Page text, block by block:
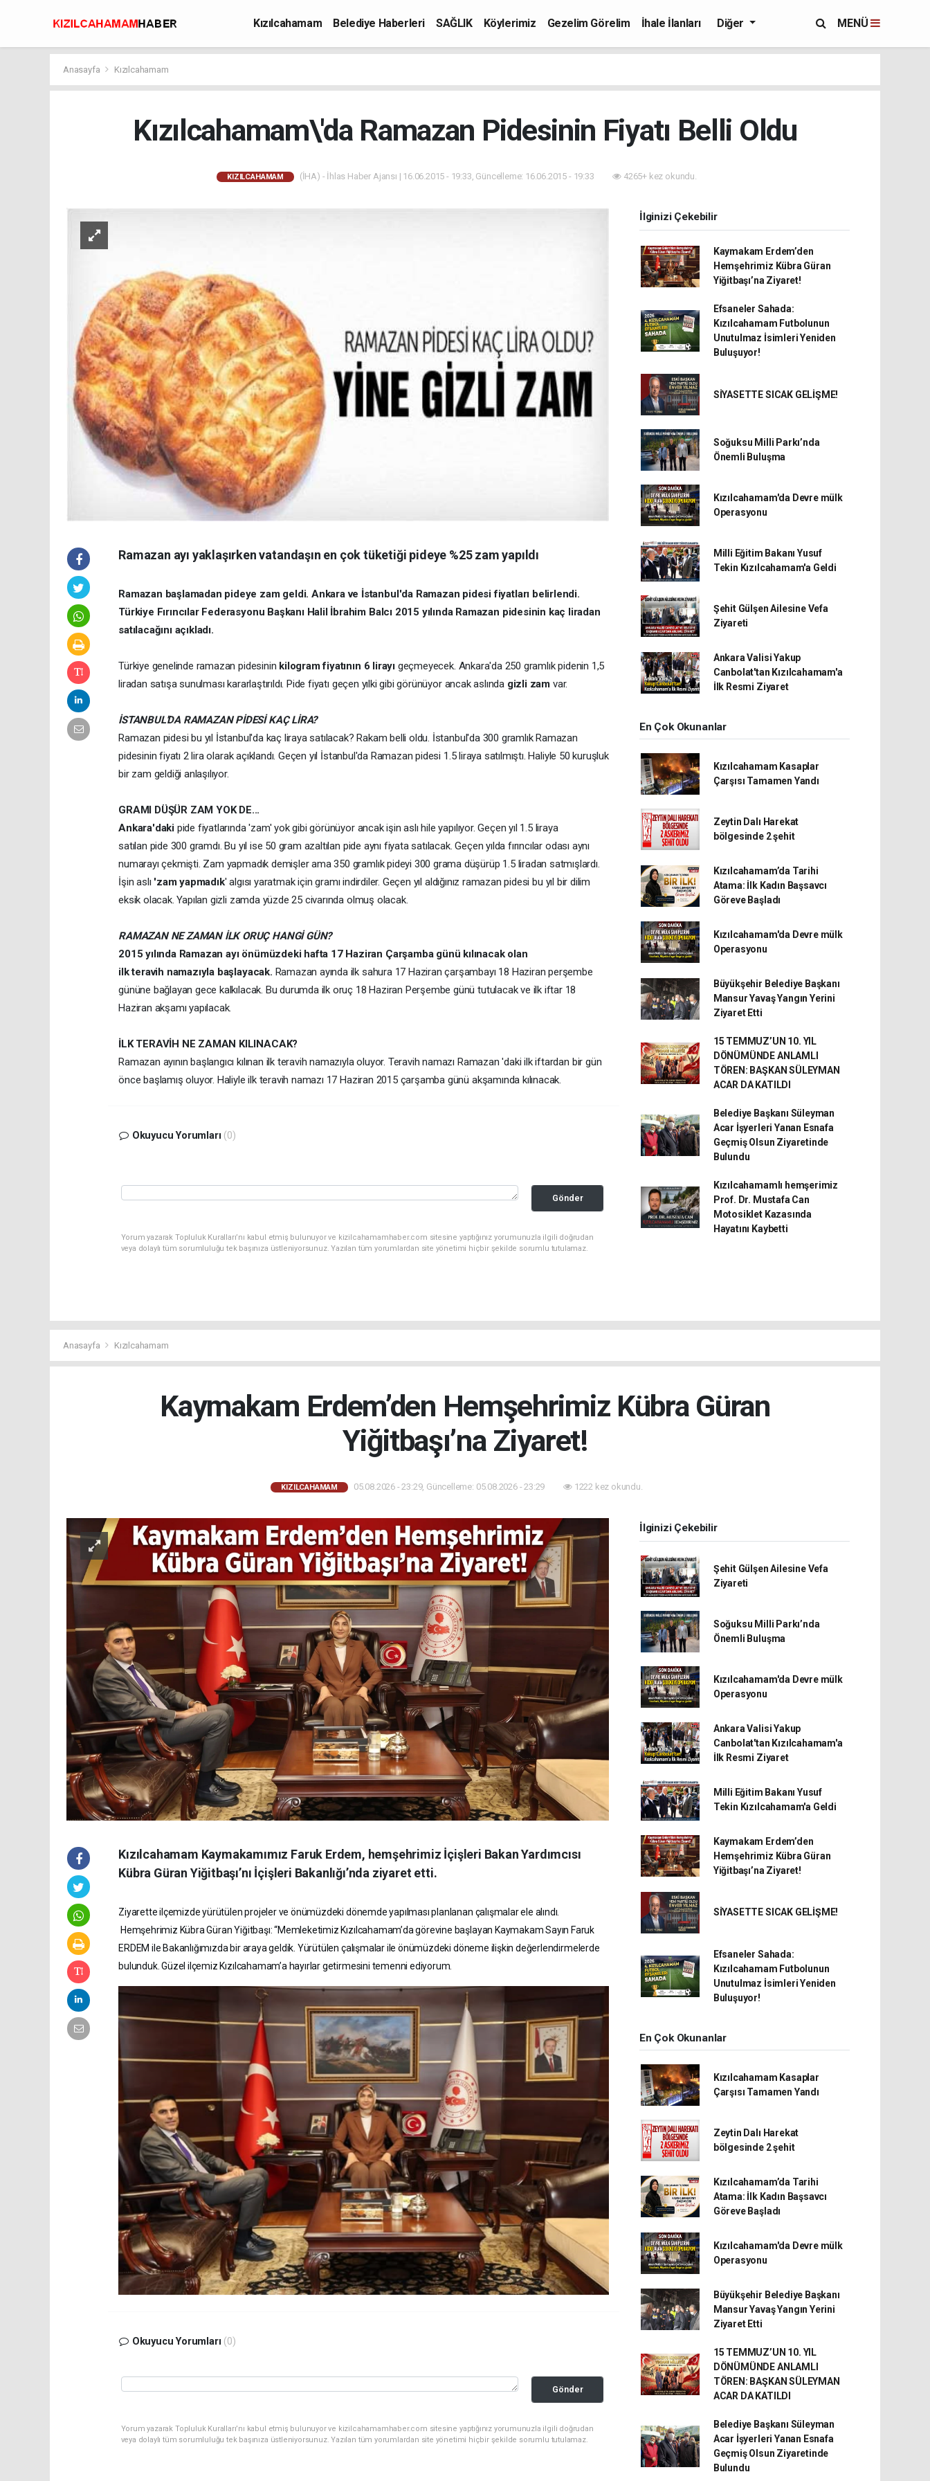
Kızılcahamam Belediye Haberleri SAĞLIK Köylerimiz Gezelim Görelim
İhale İlanları
Diğer MENÜ
Anasayfa Kızılcahamam
Kızılcahamam\'da Ramazan Pidesinin Fiyatı Belli Oldu
KIZILCAHAMAM (İHA) - İhlas Haber Ajansı | 16.06.2015 - 19:33, Güncelleme: 16.06.2015 - 19:33 4265+ kez okundu.
Ramazan ayı yaklaşırken vatandaşın en çok tüketiği pideye %25 zam yapıldı
Ramazan başlamadan pideye zam geldi. Ankara ve İstanbul'da Ramazan pidesi fiyatları belirlendi.
Türkiye Fırıncılar Federasyonu Başkanı Halil İbrahim Balcı 2015 yılında Ramazan pidesinin kaç liradan
satılacağını açıkladı.
Türkiye genelinde ramazan pidesinin kilogram fiyatının 6 lirayı geçmeyecek. Ankara'da 250 gramlık pidenin 1,5
liradan satışa sunulması kararlaştırıldı. Pide fiyatı geçen yılki gibi görünüyor ancak aslında gizli zam var.
İSTANBUL'DA RAMAZAN PİDESİ KAÇ LİRA?
Ramazan pidesi bu yıl İstanbul'da kaç liraya satılacak? Rakam belli oldu. İstanbul'da 300 gramlık Ramazan
pidesinin fiyatı 2 lira olarak açıklandı. Geçen yıl İstanbul'da Ramazan pidesi 1.5 liraya satılmıştı. Haliyle 50 kuruşluk
bir zam geldiği anlaşılıyor.
GRAMI DÜŞÜR ZAM YOK DE...
Ankara'dakipide fiyatlarında 'zam' yok gibi görünüyor ancak işin aslı hile yapılıyor. Geçen yıl 1.5 liraya
satılan pide 300 gramdı. Bu yıl ise 50 gram azaltılan pide aynı fiyata satılacak. Geçen yılda fırıncılar odası aynı
numarayı çekmişti. Zam yapmadık demişler ama 350 gramlık pideyi 300 grama düşürüp 1.5 liradan satmışlardı.
İşin aslı 'zam yapmadık' algısı yaratmak için gramı indirdiler. Geçen yıl aldığınız ramazan pidesi bu yıl bir dilim
eksik olacak. Yapılan gizli zamda yüzde 25 civarında olmuş olacak.
RAMAZAN NE ZAMAN İLK ORUÇ HANGİ GÜN?
2015 yılında Ramazan ayı önümüzdeki hafta 17 Haziran Çarşamba günü kılınacak olan
ilk teravih namazıyla başlayacak. Ramazan ayında ilk sahura 17 Haziran çarşambayı 18 Haziran perşembe
gününe bağlayan gece kalkılacak. Bu durumda ilk oruç 18 Haziran Perşembe günü tutulacak ve ilk iftar 18
Haziran akşamı yapılacak.
İLK TERAVİH NE ZAMAN KILINACAK?
Ramazan ayının başlangıcı kılınan ilk teravih namazıyla oluyor. Teravih namazı Ramazan 'daki ilk iftardan bir gün
önce başlamış oluyor. Haliyle ilk teravih namazı 17 Haziran 2015 çarşamba günü akşamında kılınacak.
Okuyucu Yorumları (0)
Gönder
Yorum yazarak Topluluk Kuralları’nı kabul etmiş bulunuyor ve kizilcahamamhaber.com sitesine yaptığınız yorumunuzla ilgili doğrudan
veya dolaylı tüm sorumluluğu tek başınıza üstleniyorsunuz. Yazılan tüm yorumlardan site yönetimi hiçbir şekilde sorumlu tutulamaz.
İlginizi Çekebilir
Kaymakam Erdem’den
Hemşehrimiz Kübra Güran
Yiğitbaşı’na Ziyaret!
Efsaneler Sahada:
Kızılcahamam Futbolunun
Unutulmaz İsimleri Yeniden
Buluşuyor!
SİYASETTE SICAK GELİŞME!
Soğuksu Milli Parkı’nda
Önemli Buluşma
Kızılcahamam'da Devre mülk
Operasyonu
Milli Eğitim Bakanı Yusuf
Tekin Kızılcahamam'a Geldi
Şehit Gülşen Ailesine Vefa
Ziyareti
Ankara Valisi Yakup
Canbolat'tan Kızılcahamam'a
İlk Resmi Ziyaret
En Çok Okunanlar
Kızılcahamam Kasaplar
Çarşısı Tamamen Yandı
Zeytin Dalı Harekat
bölgesinde 2 şehit
Kızılcahamam’da Tarihi
Atama: İlk Kadın Başsavcı
Göreve Başladı
Kızılcahamam'da Devre mülk
Operasyonu
Büyükşehir Belediye Başkanı
Mansur Yavaş Yangın Yerini
Ziyaret Etti
15 TEMMUZ’UN 10. YIL
DÖNÜMÜNDE ANLAMLI
TÖREN: BAŞKAN SÜLEYMAN
ACAR DA KATILDI
Belediye Başkanı Süleyman
Acar İşyerleri Yanan Esnafa
Geçmiş Olsun Ziyaretinde
Bulundu
Kızılcahamamlı hemşerimiz
Prof. Dr. Mustafa Can
Motosiklet Kazasında
Hayatını Kaybetti
Anasayfa Kızılcahamam
Kaymakam Erdem’den Hemşehrimiz Kübra Güran
Yiğitbaşı’na Ziyaret!
KIZILCAHAMAM 05.08.2026 - 23:29, Güncelleme: 05.08.2026 - 23:29 1222 kez okundu.
Kızılcahamam Kaymakamımız Faruk Erdem, hemşehrimiz İçişleri Bakan Yardımcısı
Kübra Güran Yiğitbaşı’nı İçişleri Bakanlığı’nda ziyaret etti.
Ziyarette ilçemizde yürütülen projeler ve önümüzdeki dönemde yapılması planlanan çalışmalar ele alındı.
Hemşehrimiz Kübra Güran Yiğitbaşı: “Memleketimiz Kızılcahamam’da görevine başlayan Kaymakam Sayın Faruk
ERDEM ile Bakanlığımızda bir araya geldik. Yürütülen çalışmalar ile önümüzdeki döneme ilişkin değerlendirmelerde
bulunduk. Güzel ilçemiz Kızılcahamam’a hayırlar getirmesini temenni ediyorum.
Okuyucu Yorumları (0)
Gönder
Yorum yazarak Topluluk Kuralları’nı kabul etmiş bulunuyor ve kizilcahamamhaber.com sitesine yaptığınız yorumunuzla ilgili doğrudan
veya dolaylı tüm sorumluluğu tek başınıza üstleniyorsunuz. Yazılan tüm yorumlardan site yönetimi hiçbir şekilde sorumlu tutulamaz.
İlginizi Çekebilir
Şehit Gülşen Ailesine Vefa
Ziyareti
Soğuksu Milli Parkı’nda
Önemli Buluşma
Kızılcahamam'da Devre mülk
Operasyonu
Ankara Valisi Yakup
Canbolat'tan Kızılcahamam'a
İlk Resmi Ziyaret
Milli Eğitim Bakanı Yusuf
Tekin Kızılcahamam'a Geldi
Kaymakam Erdem’den
Hemşehrimiz Kübra Güran
Yiğitbaşı’na Ziyaret!
SİYASETTE SICAK GELİŞME!
Efsaneler Sahada:
Kızılcahamam Futbolunun
Unutulmaz İsimleri Yeniden
Buluşuyor!
En Çok Okunanlar
Kızılcahamam Kasaplar
Çarşısı Tamamen Yandı
Zeytin Dalı Harekat
bölgesinde 2 şehit
Kızılcahamam’da Tarihi
Atama: İlk Kadın Başsavcı
Göreve Başladı
Kızılcahamam'da Devre mülk
Operasyonu
Büyükşehir Belediye Başkanı
Mansur Yavaş Yangın Yerini
Ziyaret Etti
15 TEMMUZ’UN 10. YIL
DÖNÜMÜNDE ANLAMLI
TÖREN: BAŞKAN SÜLEYMAN
ACAR DA KATILDI
Belediye Başkanı Süleyman
Acar İşyerleri Yanan Esnafa
Geçmiş Olsun Ziyaretinde
Bulundu